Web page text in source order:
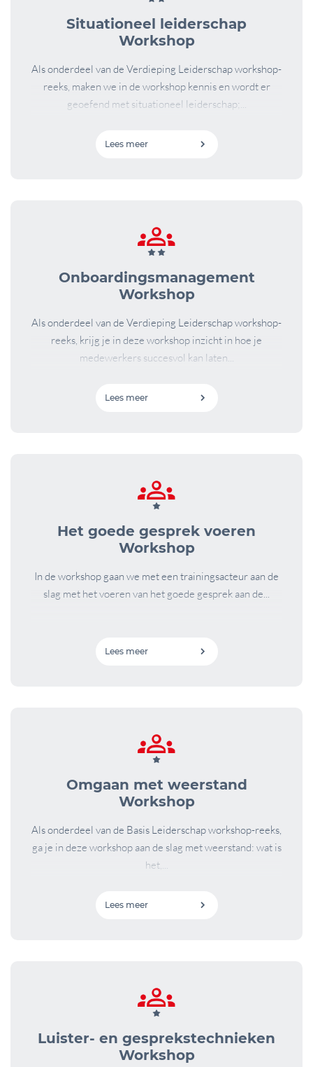
Situationeel leiderschap
Workshop
Als onderdeel van de Verdieping Leiderschap workshop-
reeks, maken we in de workshop kennis en wordt er
geoefend met situationeel leiderschap;...
Lees meer
Onboardingsmanagement
Workshop
Als onderdeel van de Verdieping Leiderschap workshop-
reeks, krijg je in deze workshop inzicht in hoe je
medewerkers succesvol kan laten...
Lees meer
Het goede gesprek voeren
Workshop
In de workshop gaan we met een trainingsacteur aan de
slag met het voeren van het goede gesprek aan de...
Lees meer
Omgaan met weerstand
Workshop
Als onderdeel van de Basis Leiderschap workshop-reeks,
ga je in deze workshop aan de slag met weerstand: wat is
het,...
Lees meer
Luister- en gesprekstechnieken
Workshop